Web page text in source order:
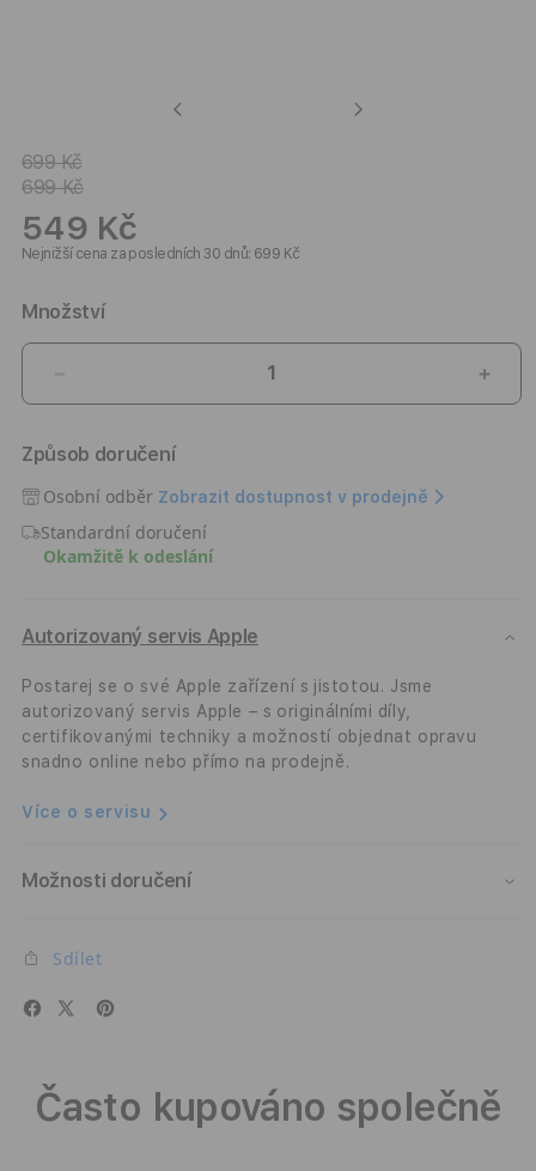
Previous Next
699 Kč
699 Kč
549 Kč
Nejnižší cena za posledních 30 dnů: 699 Kč
Množství
množství
Kryt
pro
iPhone
17
Epico
Mag+
-
černý
Způsob doručení
Osobní odběr Zobrazit dostupnost v prodejně
Standardní doručení
Okamžitě k odeslání
Autorizovaný servis Apple
Postarej se o své Apple zařízení s jistotou. Jsme
autorizovaný servis Apple – s originálními díly,
certifikovanými techniky a možností objednat opravu
snadno online nebo přímo na prodejně.
Více o servisu
Možnosti doručení
Sdílet
Často kupováno společně